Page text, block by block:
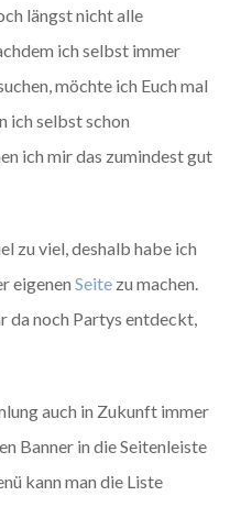
längst nicht alle
ich selbst immer
möchte ich Euch mal
ich selbst schon
ich mir das zumindest gut
zu viel, deshalb habe ich
eigenenSeite zu machen.
da noch Partys entdeckt,
auch in Zukunft immer
Banner in die Seitenleiste
kann man die Liste